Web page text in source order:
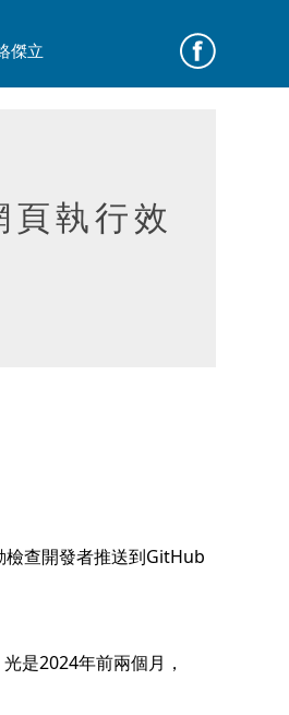
傑立
執行效
檢查開發者推送到GitHub
是2024年前兩個月，